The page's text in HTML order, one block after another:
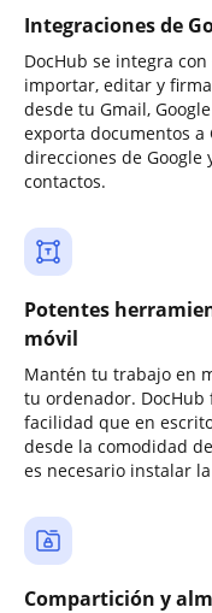
Integraciones de
DocHub se integra
importar, editar y
desde tu Gmail,
exporta documentos
direcciones de
contactos.
Potentes
móvil
Mantén tu trabajo en
tu ordenador.
facilidad que en
desde la comodidad
es necesario instalar
Compartición y